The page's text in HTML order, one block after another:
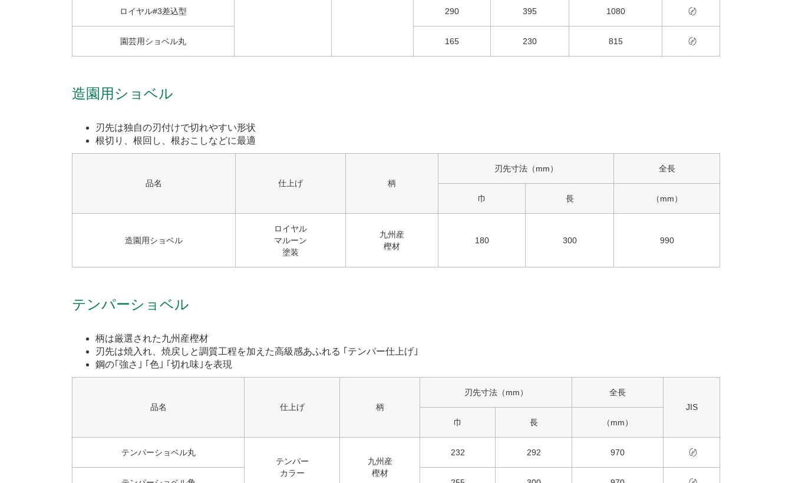
ロイヤル#3差込型 290 395 1080 〄
園芸用ショベル丸 165 230 815 〄
造園用ショベル
刃先は独自の刃付けで切れやすい形状
根切り、根回し、根おこしなどに最適
品名 仕上げ 柄
刃先寸法（mm） 全長
巾 長 （mm）
造園用ショベル
ロイヤル
マルーン
塗装
九州産
樫材
180 300 990
テンパーショベル
柄は厳選された九州産樫材
刃先は焼入れ、焼戻しと調質工程を加えた高級感あふれる ｢テンパー仕上げ｣
鋼の｢強さ｣ ｢色｣ ｢切れ味｣を表現
品名 仕上げ 柄
刃先寸法（mm）
全長
JIS
巾
長 （mm）
テンパーショベル丸
テンパー
カラー
九州産
樫材
232 292 970 〄